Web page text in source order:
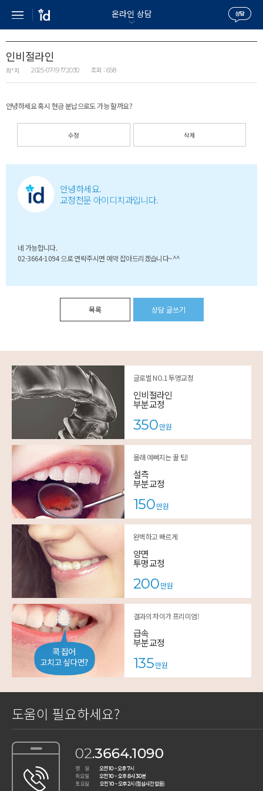
온라인 상담
인비절라인
최*지 2025-07-19 17:20:30 조회 : 658
안녕하세요 혹시 현금 분납으로도 가능 할까요?
수정 삭제
안녕하세요.
교정전문 아이디치과입니다.
네 가능합니다.
02-3664-1094 으로 연락주시면 예약 잡아드리겠습니다~^^
글로벌 NO.1 투명교정
인비절라인
부분교정
350만원
몰래 예뻐지는 꿀 팁!
설측
부분교정
150만원
완벽하고 빠르게
양면
투명교정
200만원
결과의 차이가 프리미엄!
급속
부분교정
135만원
도움이 필요하세요?